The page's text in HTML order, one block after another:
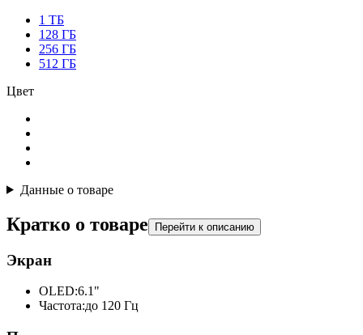
1 ТБ
128 ГБ
256 ГБ
512 ГБ
Цвет
Данные о товаре
Кратко о товаре Перейти к описанию
Экран
OLED:6.1"
Частота:до 120 Гц